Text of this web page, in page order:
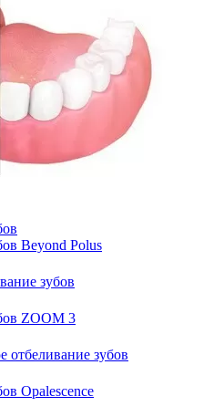
Beyond Polus
зубов
ZOOM 3
отбеливание зубов
Opalescence